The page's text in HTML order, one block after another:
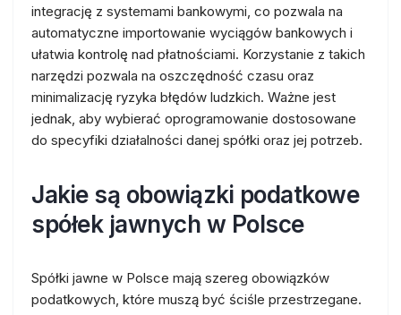
integrację z systemami bankowymi, co pozwala na
automatyczne importowanie wyciągów bankowych i
ułatwia kontrolę nad płatnościami. Korzystanie z takich
narzędzi pozwala na oszczędność czasu oraz
minimalizację ryzyka błędów ludzkich. Ważne jest
jednak, aby wybierać oprogramowanie dostosowane
do specyfiki działalności danej spółki oraz jej potrzeb.
Jakie są obowiązki podatkowe
spółek jawnych w Polsce
Spółki jawne w Polsce mają szereg obowiązków
podatkowych, które muszą być ściśle przestrzegane.